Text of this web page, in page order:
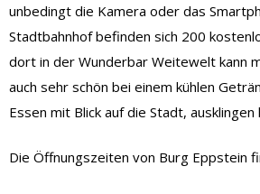
unbedingt die Kamera oder das
Stadtbahnhof befinden sich 200
dort in der Wunderbar Weitewelt kann
auch sehr schön bei einem kühlen
Essen mit Blick auf die Stadt, ausklingen
Die Öffnungszeiten von Burg Eppstein